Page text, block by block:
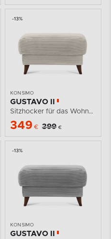
-13%
KONSIMO
GUSTAVO II
Sitzhocker für das Wohnzimmer mit Stauraum Kordstoff...
349 € 399 €
-13%
KONSIMO
GUSTAVO II